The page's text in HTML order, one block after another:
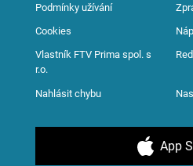
Podmínky užívání
Cookies
Vlastník FTV Prima spol. s
r.o.
Nahlásit chybu
App